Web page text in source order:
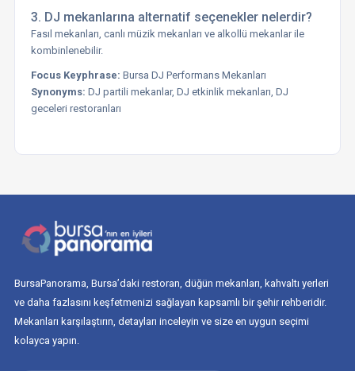
3. DJ mekanlarına alternatif seçenekler nelerdir?
Fasıl mekanları, canlı müzik mekanları ve alkollü mekanlar ile
kombinlenebilir.
Focus Keyphrase: Bursa DJ Performans Mekanları
Synonyms: DJ partili mekanlar, DJ etkinlik mekanları, DJ
geceleri restoranları
BursaPanorama, Bursa’daki restoran, düğün mekanları, kahvaltı yerleri
ve daha fazlasını keşfetmenizi sağlayan kapsamlı bir şehir rehberidir.
Mekanları karşılaştırın, detayları inceleyin ve size en uygun seçimi
kolayca yapın.